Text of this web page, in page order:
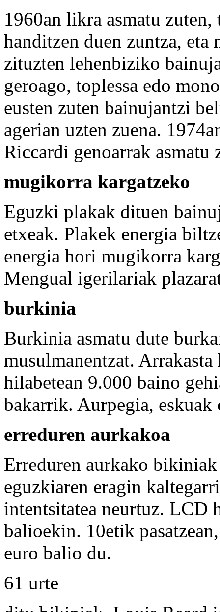
1960an likra asmatu
handitzen duen zuntza,
zituzten lehenbiziko
geroago, toplessa edo
eusten zuten bainujantzi
agerian uzten zuena.
Riccardi genoarrak asmatu
mugikorra kargatzeko
Eguzki plakak dituen
etxeak. Plakek energia
energia hori mugikorra
Mengual igerilariak
burkinia
Burkinia asmatu dute
musulmanentzat.
hilabetean 9.000 baino
bakarrik. Aurpegia, eskuak
erreduren aurkakoa
Erreduren aurkako
eguzkiaren eragin
intentsitatea neurtuz. LCD
balioekin. 10etik
euro balio du.
61 urte